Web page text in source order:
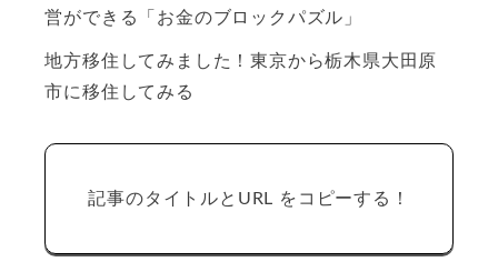
営ができる「お金のブロックパズル」
地方移住してみました！東京から栃木県大田原
市に移住してみる
記事のタイトルとURL をコピーする！